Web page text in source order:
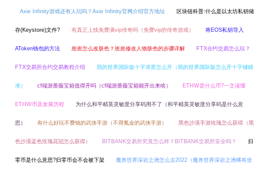
Axie Infinity游戏还有人玩吗？Axie Infinity官网介绍官方地址 区块链科普:什么是以太坊私钥储
存(Keystore)文件? 有真正上线免费满vip传奇吗（免费vip的传奇游戏） 将EOS私钥导入
AToken钱包的方法 崽崽怎么改肤色？崽崽修改人物肤色的步骤详解 FTX合约交易怎么玩？
FTX交易所合约交易教程介绍 我的世界国际版十字准星怎么开（我的世界国际版怎么开十字键瞄
准） cf端游蔷薇宝箱值得开吗（cf端游蔷薇宝箱能开出来啥） ETHW是什么币?一文读懂
ETHW币及发展历程 为什么和平精英灵敏度分享码用不了（和平精英灵敏度分享码是什么意
思） 有什么好玩不费钱的武侠手游（不用氪金的武侠手游） 黑色沙漠手游玫瑰怎么获得（黑
色沙漠蓝色玫瑰花冠怎么获得） BITBANK交易所究竟怎么样？BITBANK交易所安全吗？ 归
零币是什么意思?归零币会不会被下架 魔兽世界深岩之洲怎么去2022（魔兽世界深岩之洲稀有坐